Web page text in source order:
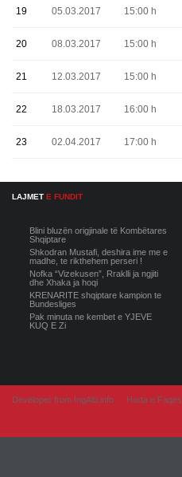
19 05.03.2017 15:00 h
20 08.03.2017 15:00 h
21 12.03.2017 15:00 h
22 18.03.2017 16:00 h
23 02.04.2017 17:00 h
LAJMET E FUNDIT
Blini bluzën origjinale të Kombëtares
Shqiptare
Shkodran Mustafi, deshira ime me e
madhe, te rikthehem perseri !
Nofka “Vizekusen”, Rraklli ja ngjiti
dhe Xhaka ja hoqi
KRENARITE shqiptare kampion te
Bundesliges
Pak minuta ne kembet e YJEVE
KUQ E Zi
Developer from IngAlb.info Harta e Faqes